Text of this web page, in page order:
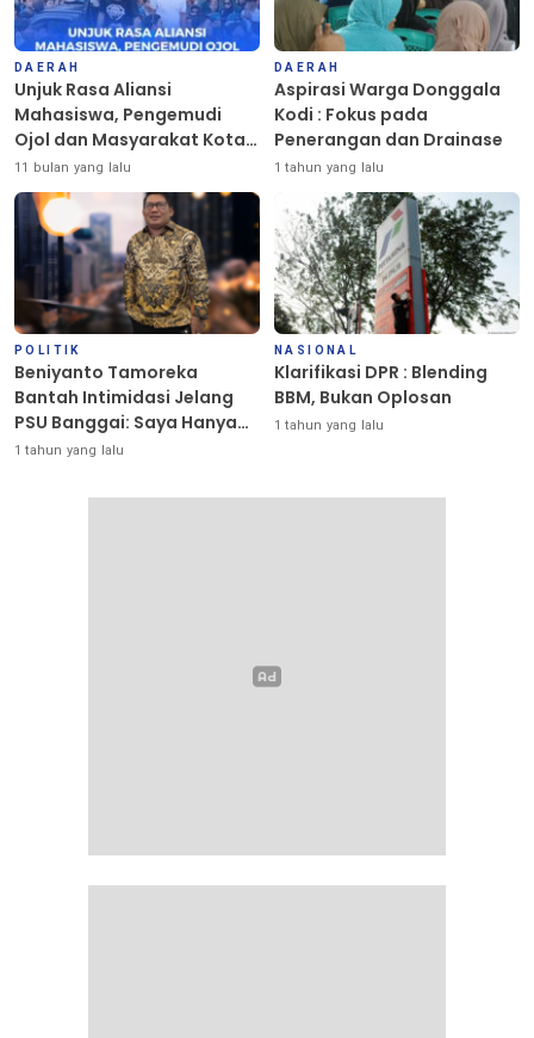
DAERAH
Unjuk Rasa Aliansi
Mahasiswa, Pengemudi
Ojol dan Masyarakat Kota
Palu Berlangsung Damai
11 bulan yang lalu
DAERAH
Aspirasi Warga Donggala
Kodi : Fokus pada
Penerangan dan Drainase
1 tahun yang lalu
POLITIK
Beniyanto Tamoreka
Bantah Intimidasi Jelang
PSU Banggai: Saya Hanya
Ingin Redakan Suasana
1 tahun yang lalu
NASIONAL
Klarifikasi DPR : Blending
BBM, Bukan Oplosan
1 tahun yang lalu